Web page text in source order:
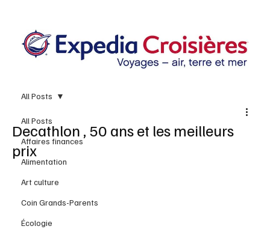
All Posts
Affaires finances
Alimentation
Art culture
Coin Grands-Parents
Écologie
All Posts
Decathlon , 50 ans et les meilleurs
prix